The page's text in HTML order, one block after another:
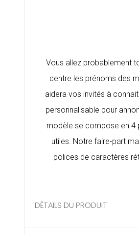
Vous allez probablement
centre les prénoms des
aidera vos invités à
personnalisable pour
modèle se compose en 4
utiles. Notre faire-part
polices de caractères
DÉTAILS DU PRODUIT